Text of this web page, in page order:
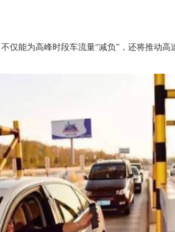
能为高峰时段车流量“减负”，还将推动高